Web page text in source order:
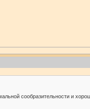
сообразительности и